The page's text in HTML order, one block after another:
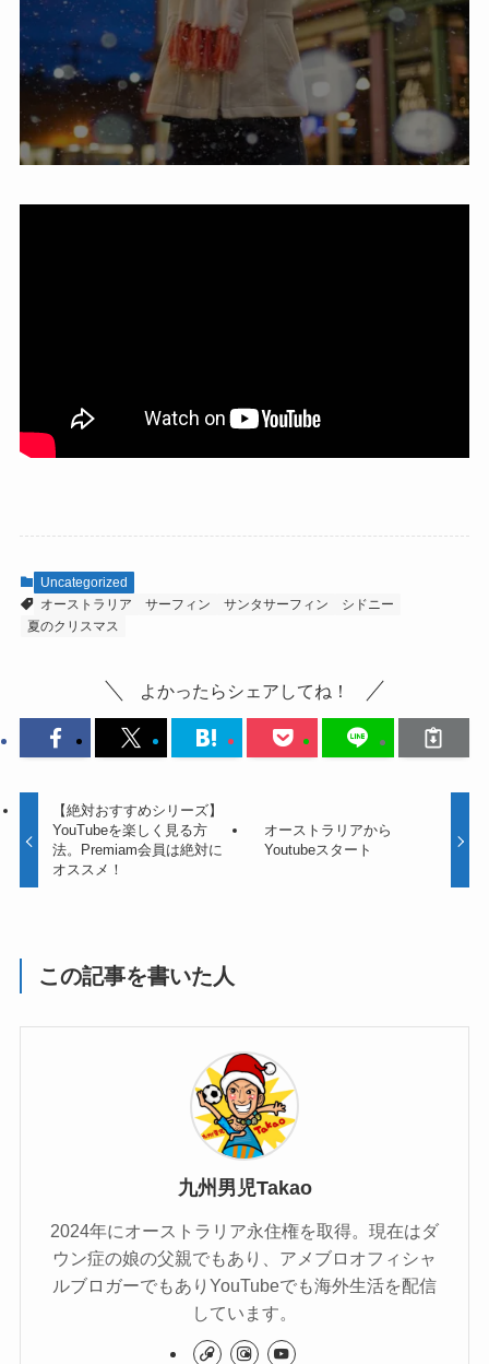
Uncategorized
オーストラリア
サーフィン サンタサーフィン
シドニー
夏のクリスマス
よかったらシェアしてね！
【絶対おすすめシリーズ】
YouTubeを楽しく見る方
法。Premiam会員は絶対に
オススメ！
オーストラリアから
Youtubeスタート
この記事を書いた人
九州男児Takao
2024年にオーストラリア永住権を取得。現在はダ
ウン症の娘の父親でもあり、アメブロオフィシャ
ルブロガーでもありYouTubeでも海外生活を配信
しています。